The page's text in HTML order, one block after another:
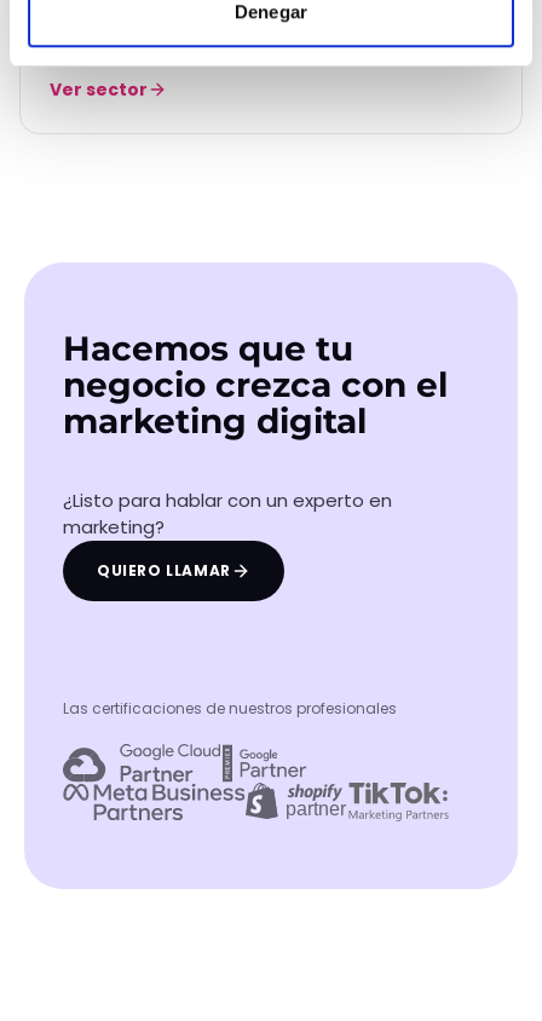
Denegar
Llena cada show, cada sala, cada experiencia.
Ver sector
Hacemos que tu
negocio crezca con el
marketing digital
¿Listo para hablar con un experto en
marketing?
QUIERO LLAMAR
Las certificaciones de nuestros profesionales